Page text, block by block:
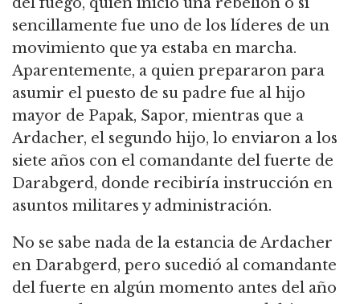
sencillamente fue uno de los líderes de un
movimiento que ya estaba en marcha.
Aparentemente, a quien prepararon para
asumir el puesto de su padre fue al hijo
mayor de Papak, Sapor, mientras que a
Ardacher, el segundo hijo, lo enviaron a los
siete años con el comandante del fuerte de
Darabgerd, donde recibiría instrucción en
asuntos militares y administración.
No se sabe nada de la estancia de Ardacher
en Darabgerd, pero sucedió al comandante
del fuerte en algún momento antes del año